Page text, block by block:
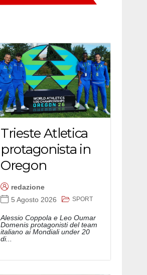
Trieste Atletica
protagonista in
Oregon
redazione
5 Agosto 2026
SPORT
Alessio Coppola e Leo Oumar
Domenis protagonisti del team
italiano ai Mondiali under 20
di...